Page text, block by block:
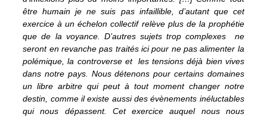
être humain je ne suis pas infaillible, d’autant que cet
exercice à un échelon collectif relève plus de la prophétie
que de la voyance. D’autres sujets trop complexes ne
seront en revanche pas traités ici pour ne pas alimenter la
polémique, la controverse et les tensions déjà bien vives
dans notre pays. Nous détenons pour certains domaines
un libre arbitre qui peut à tout moment changer notre
destin, comme il existe aussi des évènements inéluctables
qui nous dépassent. Cet exercice auquel nous nous